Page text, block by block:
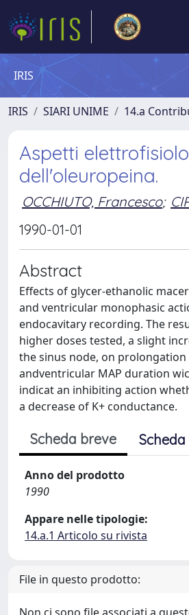
IRIS
IRIS SIARI UNIME 14.a
Aspetti
dell'oleuropeina.
OCCHIUTO, Francesco;
1990-01-01
Abstract
Effects of glycer-ethanolic
and ventricular monophasic
endocavitary recording. The
higher doses tested, a slight
the sinus node, on
andventricular MAP duration
indicat an inhibiting action
a decrease of K+ conductance.
Scheda breve
Anno del prodotto
1990
Appare nelle tipologie:
14.a.1 Articolo su rivista
File in questo prodotto: